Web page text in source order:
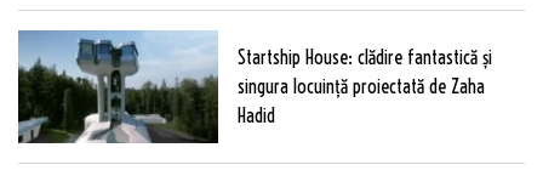
Startship House: clădire fantastică și
singura locuință proiectată de Zaha
Hadid